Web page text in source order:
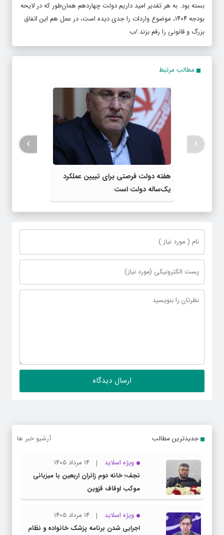
بسته بود. به هر تقدیر امید داریم دولت چهاردهم همان‌طور که در لایحه
بودجه ۱۴۰۴، موضوع واردات را جدی دیده است، در عمل هم این اتفاق
بزرگ و قانونی را رقم بزند./ب
مطالب مرتبط
هفته دولت فرصتی برای تبیین عملکرد
یک‌ساله دولت است
‹
›
جدیدترین مطالب آرشیو خبر ها
ویژه اسلاید
14 مرداد 1405
نجف؛ خانه دوم زائران اربعین با میزبانی
موکب اوقاف قزوین
ویژه اسلاید
14 مرداد 1405
اجرایی شدن برنامه پزشک خانواده و نظام